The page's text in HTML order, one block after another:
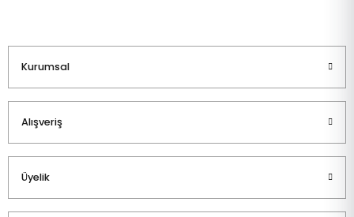
Kurumsal
Alışveriş
Üyelik